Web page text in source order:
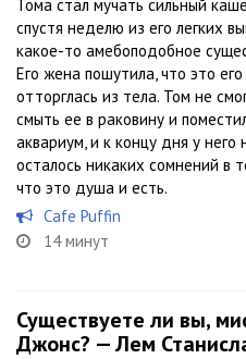
Тома стал мучать сильный
спустя неделю из его легких
какое-то амебоподобное
Его жена пошутила, что это
отторглась из тела. Том не
смыть ее в раковину и
аквариум, и к концу дня у него
осталось никаких сомнений в
что это душа и есть.
Cafe Puffin
14 минут
Существуете ли вы,
Джонс? — Лем